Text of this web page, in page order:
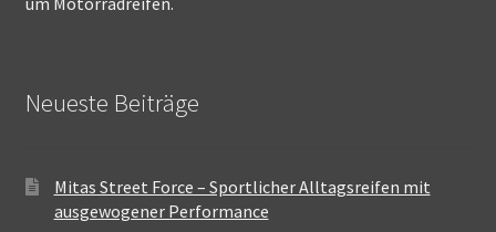
Neueste Beiträge
Mitas Street Force – Sportlicher Alltagsreifen mit
ausgewogener Performance